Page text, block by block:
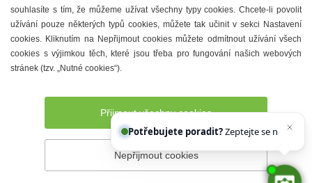
Restaurace
Městské muzeum a galerie
Denní meníčka
Prohlášení o přístupnosti Správce webu
souhlasíte s tím, že můžeme užívat všechny typy cookies. Chcete-li povolit
užívání pouze některých typů cookies, můžete tak učinit v sekci Nastavení
cookies. Kliknutím na Nepřijmout cookies můžete odmítnout užívání všech
cookies s výjimkou těch, které jsou třeba pro fungování našich webových
stránek (tzv. „Nutné cookies“).
Přijmout všechny cookies
Nepřijmout cookies
Potřebujete poradit?Zeptejte se našeho asis